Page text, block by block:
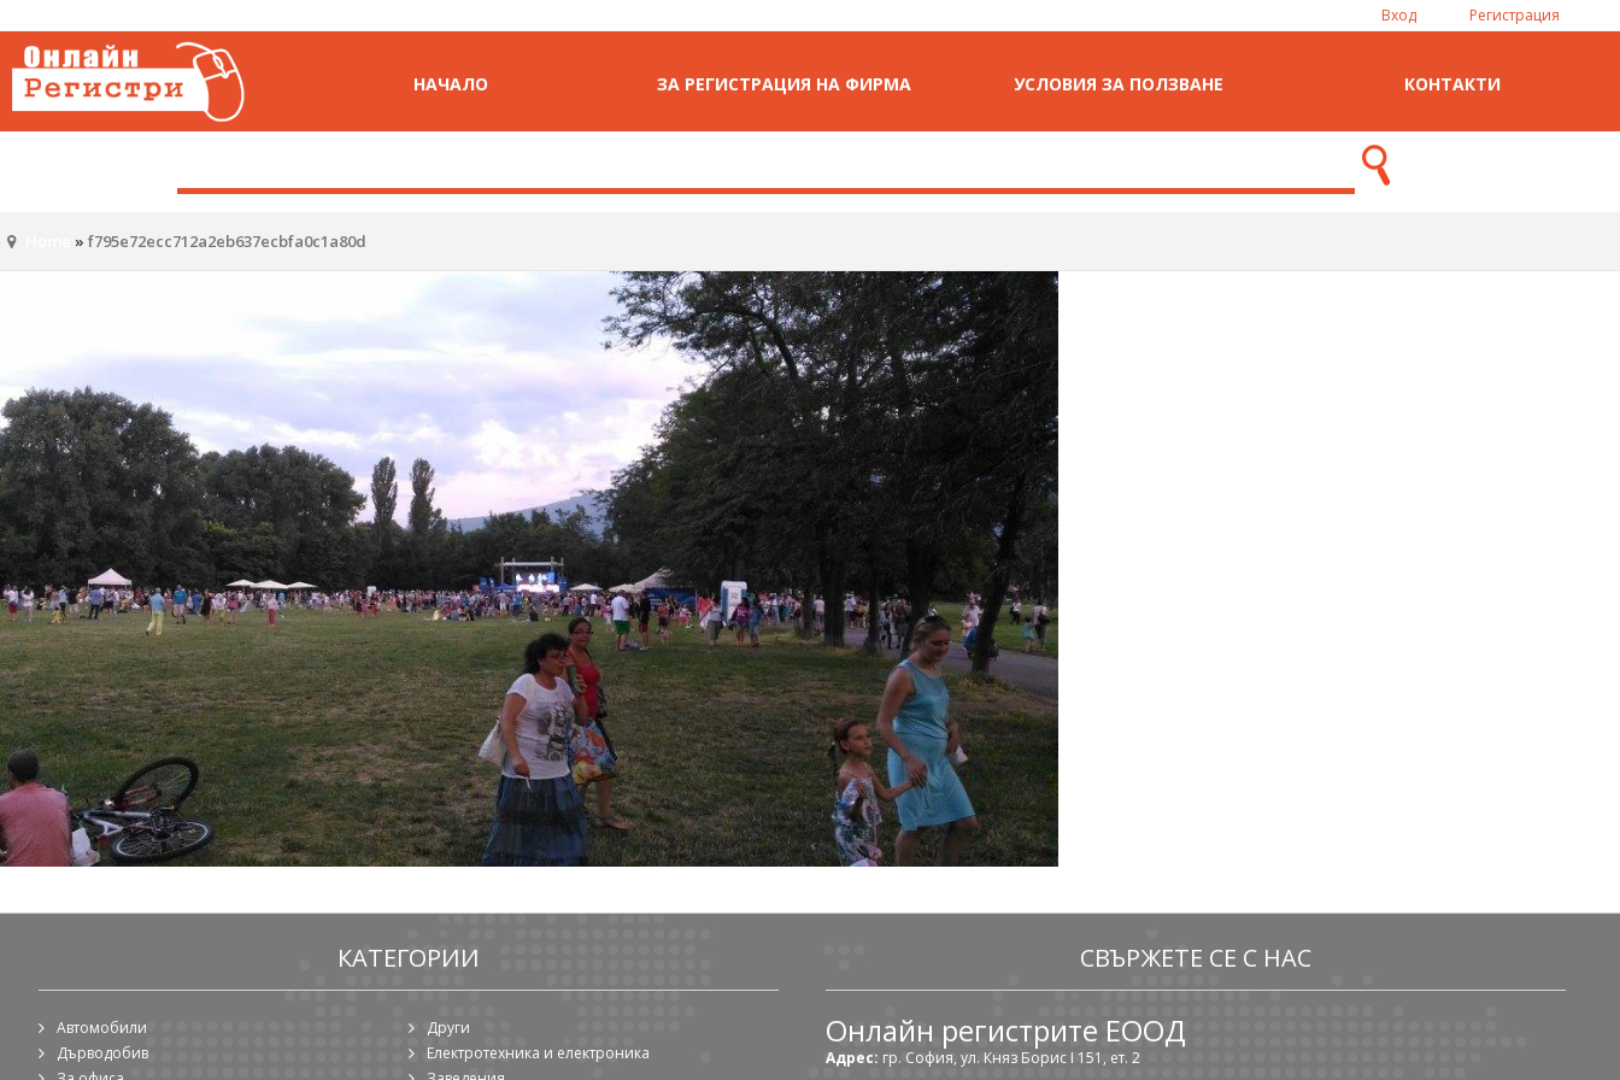
Вход Регистрация
НАЧАЛО ЗА РЕГИСТРАЦИЯ НА ФИРМА УСЛОВИЯ ЗА ПОЛЗВАНЕ КОНТАКТИ
»f795e72ecc712a2eb637ecbfa0c1a80d
КАТЕГОРИИ
Автомобили
Други
Дърводобив
Електротехника и електроника
СВЪРЖЕТЕ СЕ С НАС
Онлайн регистрите ЕООД
Адрес: гр. София, ул. Княз Борис I 151, ет. 2